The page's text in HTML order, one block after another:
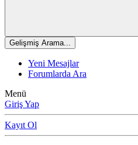
Gelişmiş Arama...
Yeni Mesajlar
Forumlarda Ara
Menü
Giriş Yap
Kayıt Ol